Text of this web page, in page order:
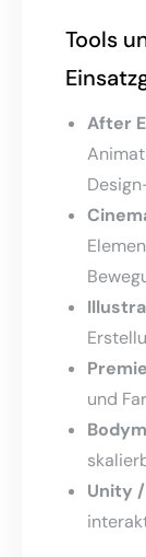
Tools
After
und
Unity